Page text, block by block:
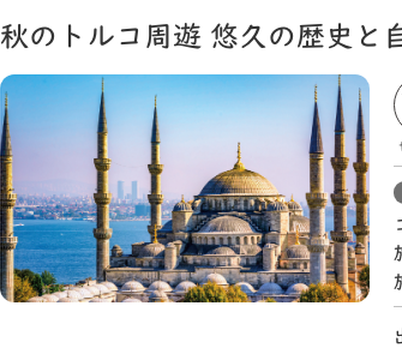
秋のトルコ周遊 悠久の歴史と